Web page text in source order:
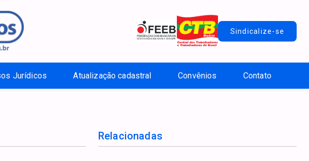
Sindicalize-se
Jurídicos Atualização cadastral Convênios Contato
Relacionadas